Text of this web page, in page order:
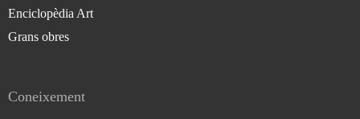
Enciclopèdia Art
Grans obres
Coneixement